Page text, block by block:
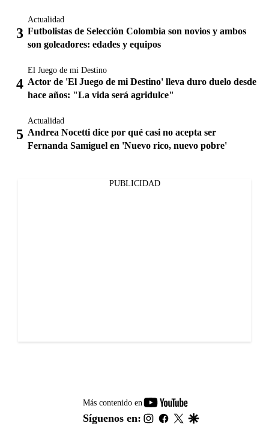
Actualidad
Futbolistas de Selección Colombia son novios y ambos
son goleadores: edades y equipos
El Juego de mi Destino
Actor de 'El Juego de mi Destino' lleva duro duelo desde
hace años: "La vida será agridulce"
Actualidad
Andrea Nocetti dice por qué casi no acepta ser
Fernanda Samiguel en 'Nuevo rico, nuevo pobre'
PUBLICIDAD
Más contenido en
youtube-
footer
Síguenos en: instagram
facebook
twitter